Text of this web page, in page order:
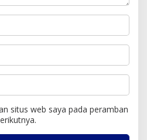
situs web saya pada peramban